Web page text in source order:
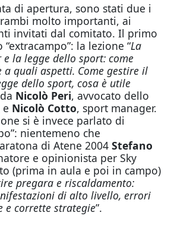
di apertura, sono stati due i
molto importanti, ai
invitati dal comitato. Il primo
la lezione “La
la legge dello sport: come
a quali aspetti. Come gestire il
dello sport, cosa è utile
Nicolò Peri, avvocato dello
Nicolò Cotto, sport manager.
si è invece parlato di
nientemeno che
di Atene 2004 Stefano
e opinionista per Sky
(prima in aula e poi in campo)
pregara e riscaldamento:
di alto livello, errori
e corrette strategie”.